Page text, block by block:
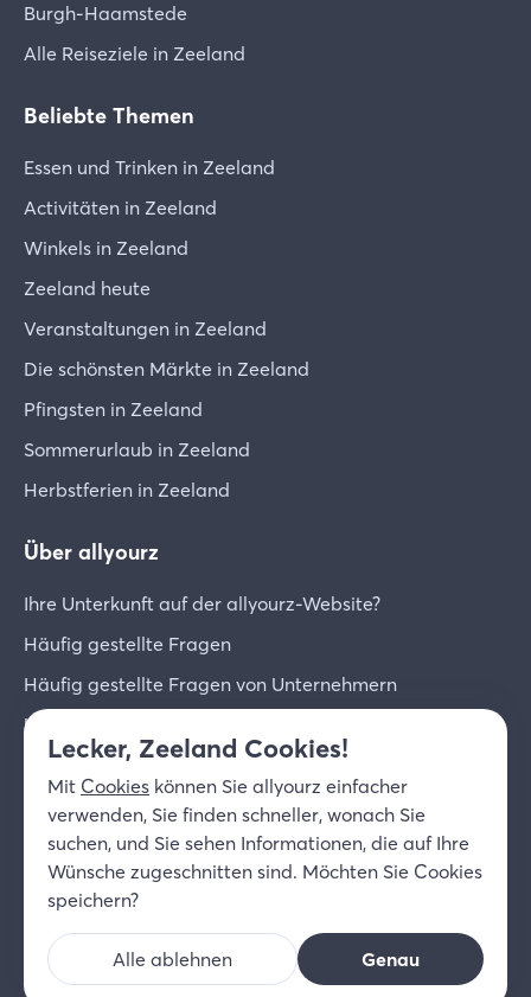
Burgh-Haamstede
Alle Reiseziele in Zeeland
Beliebte Themen
Essen und Trinken in Zeeland
Activitäten in Zeeland
Winkels in Zeeland
Zeeland heute
Veranstaltungen in Zeeland
Die schönsten Märkte in Zeeland
Pfingsten in Zeeland
Sommerurlaub in Zeeland
Herbstferien in Zeeland
Über allyourz
Ihre Unterkunft auf der allyourz-Website?
Häufig gestellte Fragen
Häufig gestellte Fragen von Unternehmern
Unternehmer-Login
Über uns
© 2026 allyourz b.v.
Nutzungsbedingungen
Datenschutzrichtlinie
DE
Lecker, Zeeland Cookies!
Mit Cookies können Sie allyourz einfacher
verwenden, Sie finden schneller, wonach Sie
suchen, und Sie sehen Informationen, die auf Ihre
Wünsche zugeschnitten sind. Möchten Sie Cookies
speichern?
Alle ablehnen Genau